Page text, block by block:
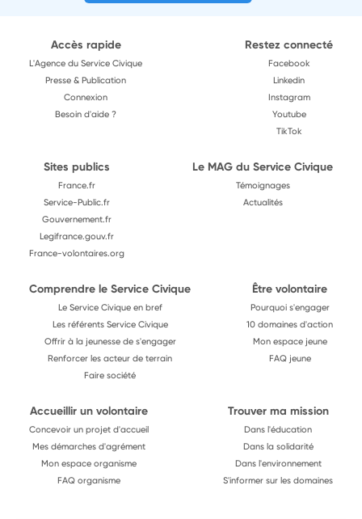
Accès rapide
L'Agence du Service Civique
Presse & Publication
Connexion
Besoin d'aide ?
Restez connecté
Facebook
Linkedin
Instagram
Youtube
TikTok
Sites publics
France.fr
Service-Public.fr
Gouvernement.fr
Legifrance.gouv.fr
France-volontaires.org
Le MAG du Service Civique
Témoignages
Actualités
Comprendre le Service Civique
Le Service Civique en bref
Les référents Service Civique
Offrir à la jeunesse de s'engager
Renforcer les acteur de terrain
Faire société
Être volontaire
Pourquoi s'engager
10 domaines d'action
Mon espace jeune
FAQ jeune
Accueillir un volontaire
Concevoir un projet d'accueil
Mes démarches d'agrément
Mon espace organisme
FAQ organisme
Trouver ma mission
Dans l'éducation
Dans la solidarité
Dans l'environnement
S'informer sur les domaines